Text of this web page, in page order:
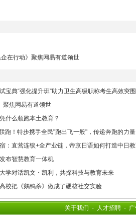
在行动》聚焦网易有道领世
宝典“强化提升班”助力卫生高级职称考生高效突围
聚焦网易有道领世
什么领跑本土教育？
跑！特步携手全民"跑出飞一般"，传递奔跑的力量
：直营连锁+全产业链，帝京日语如何打造中日教
布智慧教育一体机
学对话凯文・凯利，共探科技与教育未来
校把《鹅鸭杀》做成了硬核社交实验
关于我们 - 人才招聘 -